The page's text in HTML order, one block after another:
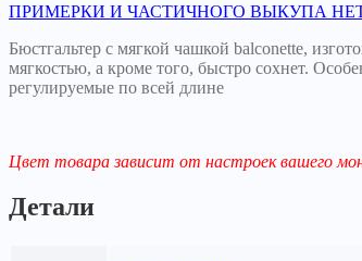
ПРИМЕРКИ И ЧАСТИЧНОГО ВЫКУПА
Бюстгальтер с мягкой чашкой balconette,
мягкостью, а кроме того, быстро сохнет.
регулируемые по всей длине
Цвет товара зависит от настроек вашего
Детали